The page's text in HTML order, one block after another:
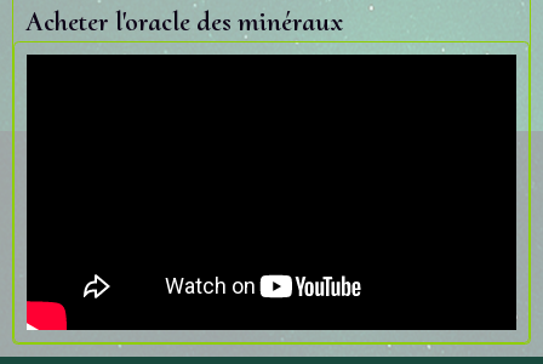
Acheter l'oracle des minéraux